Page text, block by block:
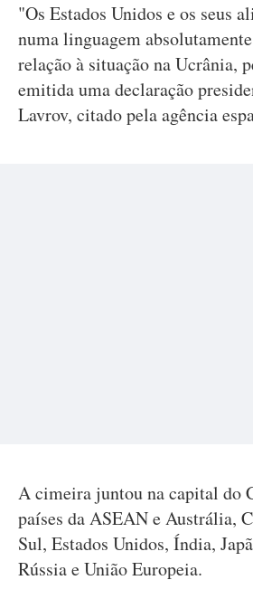
"Os Estados Unidos e os seus
numa linguagem
relação à situação na Ucrânia,
emitida uma declaração
Lavrov, citado pela agência
A cimeira juntou na capital do
países da ASEAN e Austrália,
Sul, Estados Unidos, Índia,
Rússia e União Europeia.